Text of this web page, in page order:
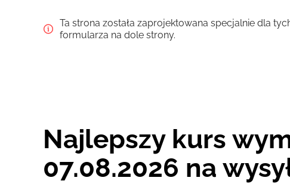
Zapłać przelewem
Ta strona została zaprojektowana specjalnie dla
formularza na dole strony.
Najlepszy kurs
07.08.2026 na